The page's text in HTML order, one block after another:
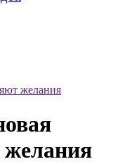
желания
желания